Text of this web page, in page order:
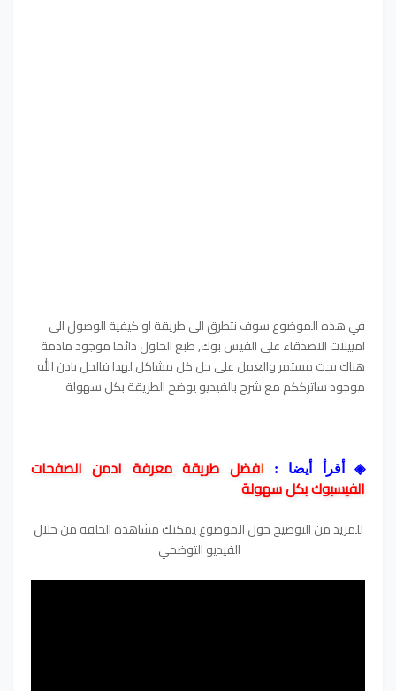
في هذه الموضوع سوف نتطرق الى طريقة او كيفية الوصول الى
امييلات الاصدقاء على الفيس بوك, طبع الحلول دائما موجود مادمة
هناك بحت مستمر والعمل على حل كل مشاكل لهدا فالحل بادن الله
موجود ساترككم مع شرح بالفيديو يوضح الطريقة بكل سهولة
◈ أقرأ أيضا : افضل طريقة معرفة ادمن الصفحات
الفيسبوك بكل سهولة
للمزيد من التوضيح حول الموضوع يمكنك مشاهدة الحلقة من خلال
الفيديو التوضحي